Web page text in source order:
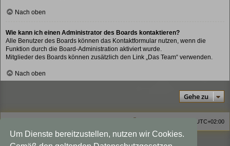
Um Dienste bereitzustellen, nutzen wir Cookies.
Nach oben
Wie kann ich einen Administrator des Boards kontaktieren?
Alle Benutzer des Boards können das Kontaktformular nutzen, wenn die
Funktion durch die Board-Administration aktiviert wurde.
Mitglieder des Boards können zusätzlich den Link „Das Team“ verwenden.
Nach oben
Gehe zu
UTC+02:00
Viewlegend Icon-Legende